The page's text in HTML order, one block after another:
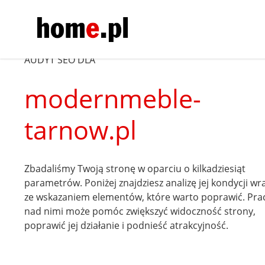
AUDYT SEO DLA
modernmeble-
tarnow.pl
Zbadaliśmy Twoją stronę w oparciu o kilkadziesiąt
parametrów. Poniżej znajdziesz analizę jej kondycji
ze wskazaniem elementów, które warto poprawić.
nad nimi może pomóc zwiększyć widoczność strony,
poprawić jej działanie i podnieść atrakcyjność.